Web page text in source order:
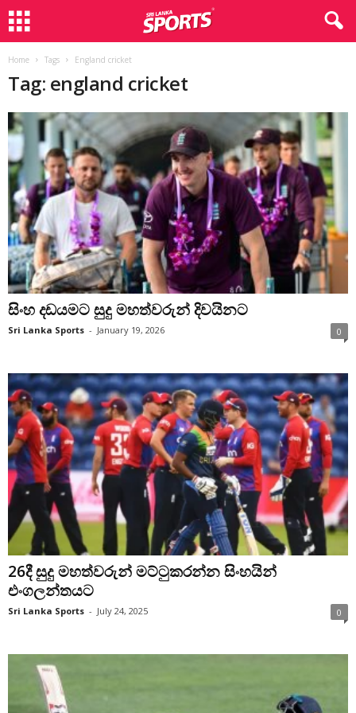
Home Tags England cricket
Tag: england cricket
සිංහ දඩයමට සුදු මහත්වරුන් දිවයිනට
Sri Lanka Sports - January 19, 2026 0
26දී සුදු මහත්වරුන් මට්ටුකරන්න සිංහයින්
එංගලන්තයට
Sri Lanka Sports - July 24, 2025 0